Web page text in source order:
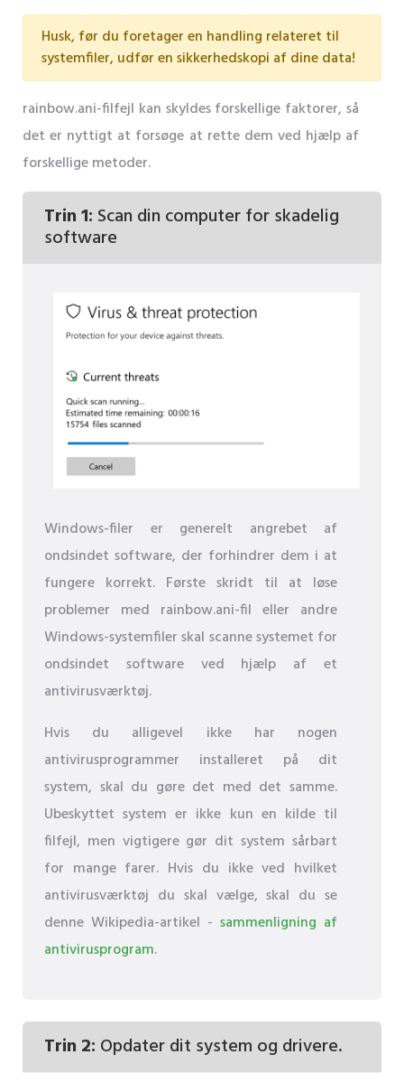
Husk, før du foretager en handling relateret til
systemfiler, udfør en sikkerhedskopi af dine data!
rainbow.ani-filfejl kan skyldes forskellige faktorer, så
det er nyttigt at forsøge at rette dem ved hjælp af
forskellige metoder.
Trin 1: Scan din computer for skadelig
software
Windows-filer er generelt angrebet af
ondsindet software, der forhindrer dem i at
fungere korrekt. Første skridt til at løse
problemer med rainbow.ani-fil eller andre
Windows-systemfiler skal scanne systemet for
ondsindet software ved hjælp af et
antivirusværktøj.
Hvis du alligevel ikke har nogen
antivirusprogrammer installeret på dit
system, skal du gøre det med det samme.
Ubeskyttet system er ikke kun en kilde til
filfejl, men vigtigere gør dit system sårbart
for mange farer. Hvis du ikke ved hvilket
antivirusværktøj du skal vælge, skal du se
denne Wikipedia-artikel - sammenligning af
antivirusprogram.
Trin 2: Opdater dit system og drivere.